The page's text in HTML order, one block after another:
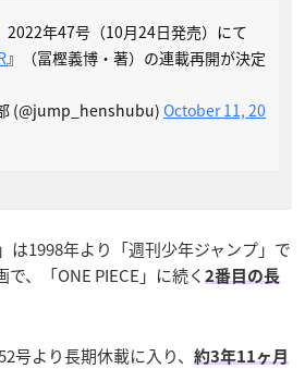
2022年47号（10月24日発売）にて
』（冨樫義博・著）の連載再開が決定
(@jump_henshubu) October 11, 20
は1998年より「週刊少年ジャンプ」で
、「ONE PIECE」に続く 2番目の長
号より長期休載に入り、 約3年11ヶ月